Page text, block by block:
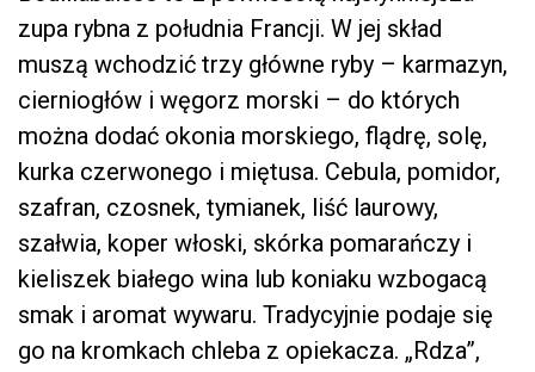
zupa rybna z południa Francji. W jej skład
muszą wchodzić trzy główne ryby – karmazyn,
cierniogłów i węgorz morski – do których
można dodać okonia morskiego, flądrę, solę,
kurka czerwonego i miętusa. Cebula, pomidor,
szafran, czosnek, tymianek, liść laurowy,
szałwia, koper włoski, skórka pomarańczy i
kieliszek białego wina lub koniaku wzbogacą
smak i aromat wywaru. Tradycyjnie podaje się
go na kromkach chleba z opiekacza. „Rdza”,